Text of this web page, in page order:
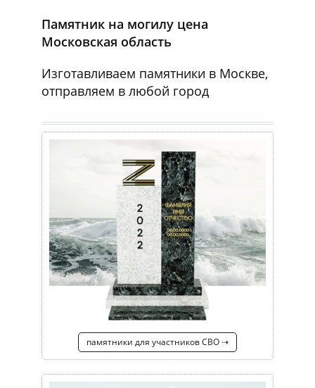
Памятник на могилу цена
Московская область
Изготавливаем памятники в Москве,
отправляем в любой город
памятники для участников СВО ⇢